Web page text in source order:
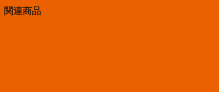
関連商品